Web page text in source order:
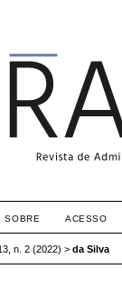
SOBRE ACESSO
n. 2 (2022) >da Silva